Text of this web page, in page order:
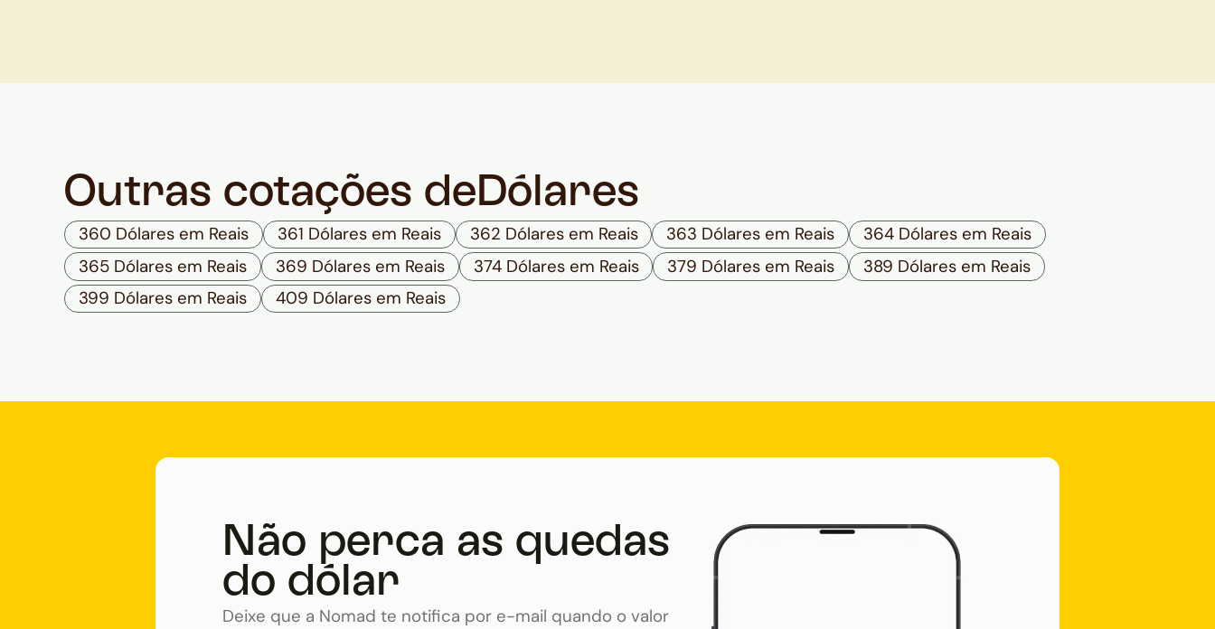
Outras cotações de Dólares
360 Dólares em Reais 361 Dólares em Reais 362 Dólares em Reais 363 Dólares em Reais
364 Dólares em Reais
365 Dólares em Reais
369 Dólares em Reais 374 Dólares em Reais 379 Dólares em Reais
389 Dólares em Reais
399 Dólares em Reais
409 Dólares em Reais
Não perca as quedas
do dólar
Deixe que a Nomad te notifica por e-mail quando o valor